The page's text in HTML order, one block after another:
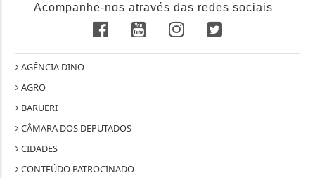
Acompanhe-nos através das redes sociais
AGÊNCIA DINO
AGRO
BARUERI
CÂMARA DOS DEPUTADOS
CIDADES
CONTEÚDO PATROCINADO